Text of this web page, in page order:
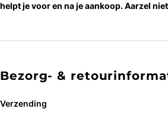
helpt je voor en na je aankoop. Aarzel
Bezorg- &
Verzending